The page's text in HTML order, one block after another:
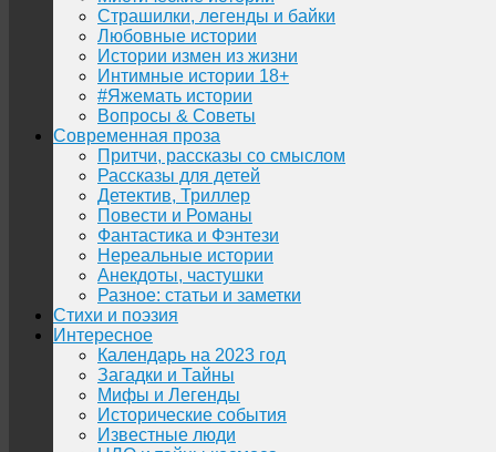
Страшилки, легенды и байки
Любовные истории
Истории измен из жизни
Интимные истории 18+
#Яжемать истории
Вопросы & Советы
Современная проза
Притчи, рассказы со смыслом
Рассказы для детей
Детектив, Триллер
Повести и Романы
Фантастика и Фэнтези
Нереальные истории
Анекдоты, частушки
Разное: статьи и заметки
Стихи и поэзия
Интересное
Календарь на 2023 год
Загадки и Тайны
Мифы и Легенды
Исторические события
Известные люди